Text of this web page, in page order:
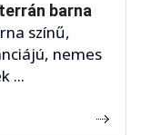
barna
színű,
nemes
...